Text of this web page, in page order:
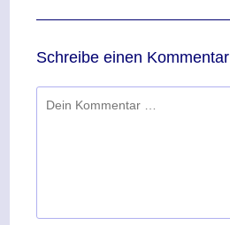
Schreibe einen Kommentar